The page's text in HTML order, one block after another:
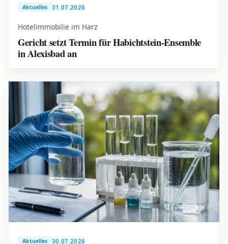
Aktuelles 31.07.2026
Hotelimmobilie im Harz
Gericht setzt Termin für Habichtstein-Ensemble
in Alexisbad an
Aktuelles 30.07.2026